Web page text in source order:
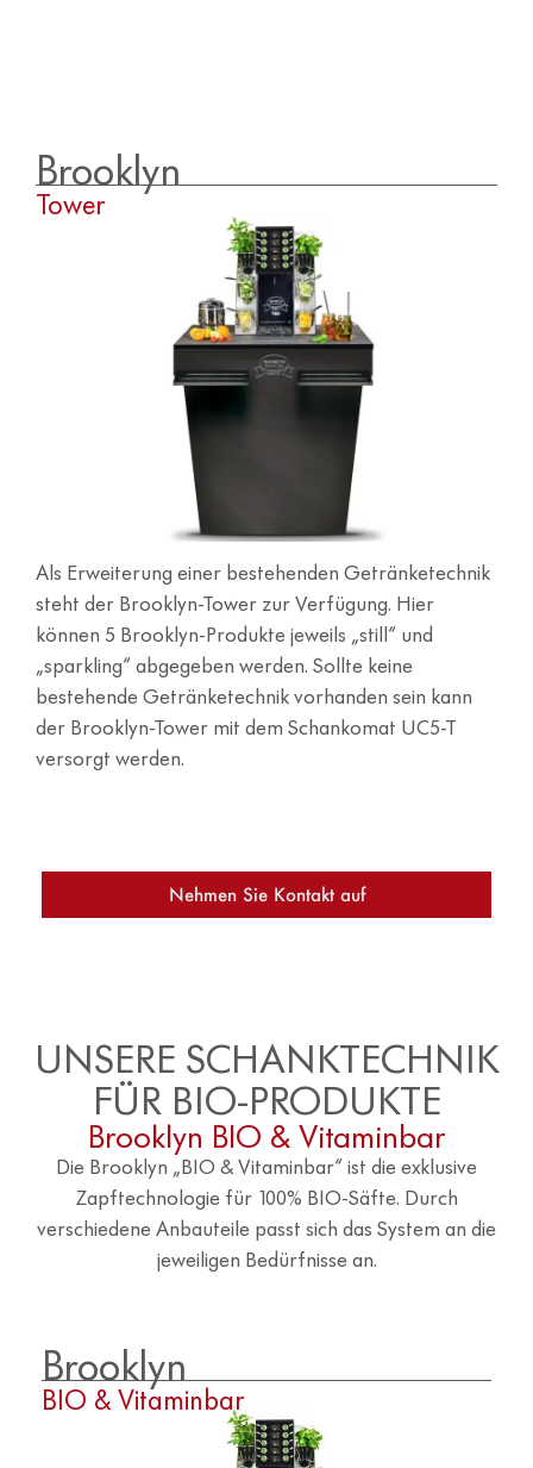
Brooklyn
Tower
Als Erweiterung einer bestehenden Getränketechnik
steht der Brooklyn-Tower zur Verfügung. Hier
können 5 Brooklyn-Produkte jeweils „still“ und
„sparkling“ abgegeben werden. Sollte keine
bestehende Getränketechnik vorhanden sein kann
der Brooklyn-Tower mit dem Schankomat UC5-T
versorgt werden.
Nehmen Sie Kontakt auf
UNSERE SCHANKTECHNIK
FÜR BIO-PRODUKTE
Brooklyn BIO & Vitaminbar
Die Brooklyn „BIO & Vitaminbar“ ist die exklusive
Zapftechnologie für 100% BIO-Säfte. Durch
verschiedene Anbauteile passt sich das System an die
jeweiligen Bedürfnisse an.
Brooklyn
BIO & Vitaminbar